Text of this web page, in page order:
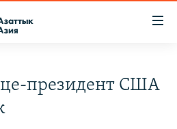
президент США